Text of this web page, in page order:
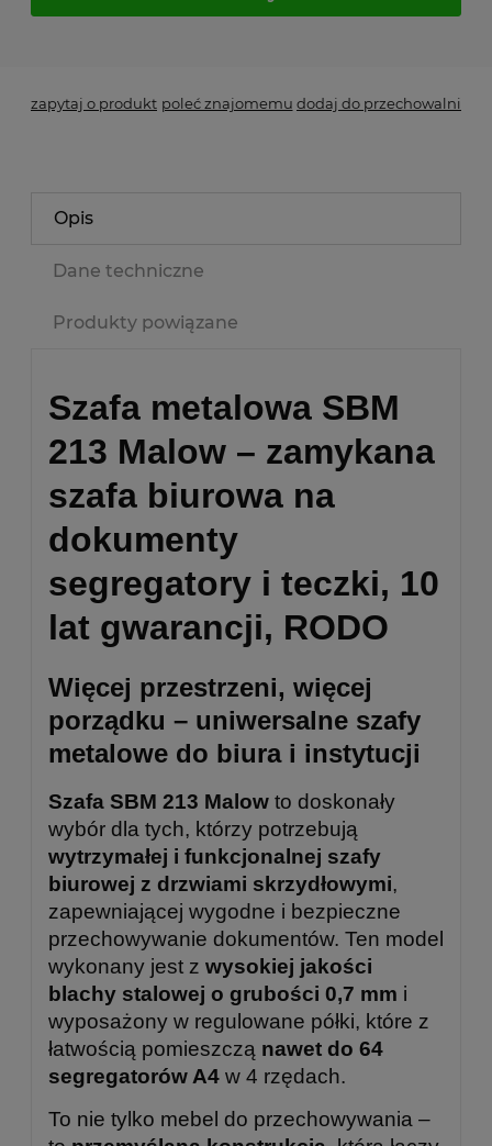
zapytaj o produkt poleć znajomemu dodaj do przechowalni
Opis
Dane techniczne
Produkty powiązane
Szafa metalowa SBM
213 Malow – zamykana
szafa biurowa na
dokumenty
segregatory i teczki, 10
lat gwarancji, RODO
Więcej przestrzeni, więcej
porządku – uniwersalne szafy
metalowe do biura i instytucji
Szafa SBM 213 Malow to doskonały
wybór dla tych, którzy potrzebują
wytrzymałej i funkcjonalnej szafy
biurowej z drzwiami skrzydłowymi,
zapewniającej wygodne i bezpieczne
przechowywanie dokumentów. Ten model
wykonany jest z wysokiej jakości
blachy stalowej o grubości 0,7 mm i
wyposażony w regulowane półki, które z
łatwością pomieszczą nawet do 64
segregatorów A4 w 4 rzędach.
To nie tylko mebel do przechowywania –